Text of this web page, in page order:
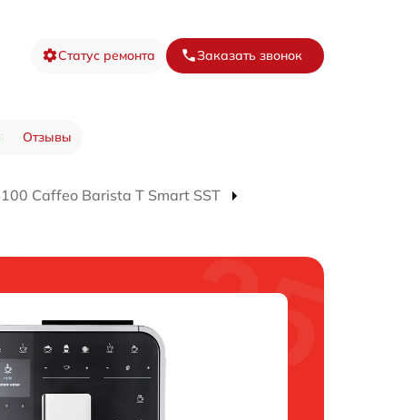
Статус ремонта Заказать звонок
Отзывы
Caffeo Barista T Smart SST